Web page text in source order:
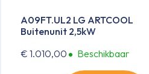
A09FT.UL2 LG ARTCOOL
Buitenunit 2,5kW
€ 1.010,00 Beschikbaar